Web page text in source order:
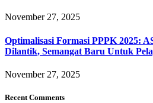
November 27, 2025
Optimalisasi Formasi PPPK 2025:
Dilantik, Semangat Baru Untuk
November 27, 2025
Recent Comments